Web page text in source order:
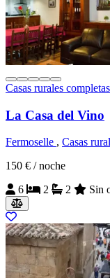
Casas rurales completas
La Casa del Vino
Fermoselle , Casas
150 € / noche
6
2 2 Sin